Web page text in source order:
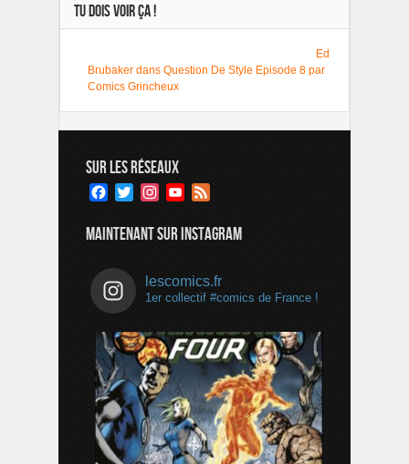
TU DOIS VOIR ÇA !
Ed
Brubaker dans Question De Style Episode 8 par
Comics Grincheux
SUR LES RÉSEAUX
Facebook
TwitterInstagramYouTube
MAINTENANT SUR INSTAGRAM
lescomics.fr
1er collectif #comics de France !